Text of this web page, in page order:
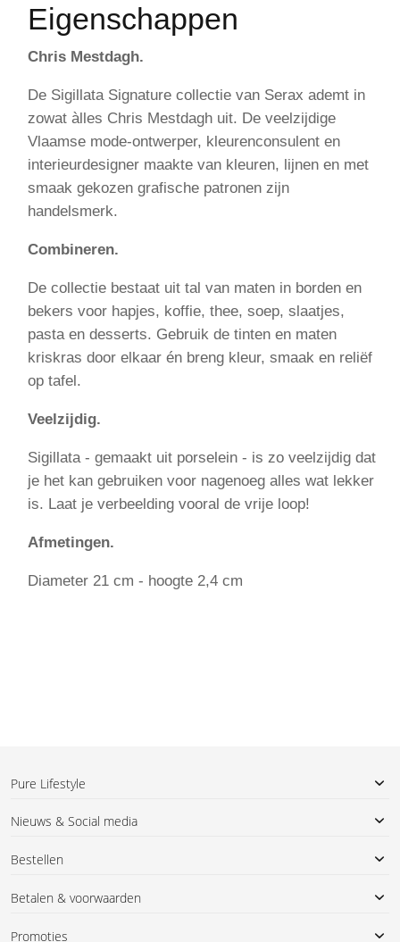
Eigenschappen
Chris Mestdagh.
De Sigillata Signature collectie van Serax ademt in
zowat àlles Chris Mestdagh uit. De veelzijdige
Vlaamse mode-ontwerper, kleurenconsulent en
interieurdesigner maakte van kleuren, lijnen en met
smaak gekozen grafische patronen zijn
handelsmerk.
Combineren.
De collectie bestaat uit tal van maten in borden en
bekers voor hapjes, koffie, thee, soep, slaatjes,
pasta en desserts. Gebruik de tinten en maten
kriskras door elkaar én breng kleur, smaak en reliëf
op tafel.
Veelzijdig.
Sigillata - gemaakt uit porselein - is zo veelzijdig dat
je het kan gebruiken voor nagenoeg alles wat lekker
is. Laat je verbeelding vooral de vrije loop!
Afmetingen.
Diameter 21 cm - hoogte 2,4 cm
Pure Lifestyle
Nieuws & Social media
Bestellen
Betalen & voorwaarden
Promoties